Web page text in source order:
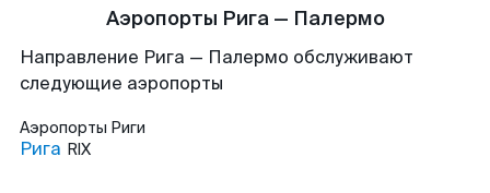
Аэропорты Рига — Палермо
Направление Рига — Палермо обслуживают
следующие аэропорты
Аэропорты Риги
Рига RIX